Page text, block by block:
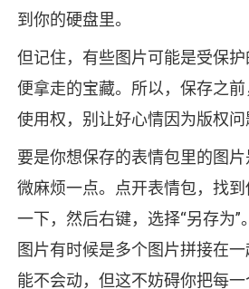
到你的硬盘里。
但记住，有些图片可能是受保
便拿走的宝藏。所以，保存之
使用权，别让好心情因为版权问
要是你想保存的表情包里的图
微麻烦一点。点开表情包，找
一下，然后右键，选择“另存为
图片有时候是多个图片拼接在
能不会动，但这不妨碍你把每一